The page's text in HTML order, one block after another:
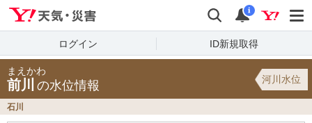
検索 通知
i
ログイン ID新規取得
まえかわ
前川 の水位情報 河川水位
石川